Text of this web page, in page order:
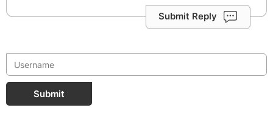
Submit Reply
Submit